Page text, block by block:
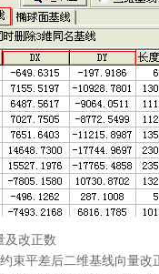
改正数
平差后二维基线向量改